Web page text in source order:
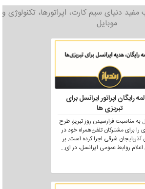
مفید دنیای سیم کارت، اپراتورها، تکنولوژی و
موبایل
رایگان اپراتور ایرانسل برای
تبریزی ها
به مناسبت فرارسیدن روز تبریز، طرح
را برای مشترکان تلفن‌همراه خود در
آذربایجان شرقی اجرا کرده است. بر
روابط عمومی ایرانسل، در ای...